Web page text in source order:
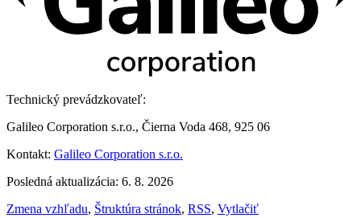
Technický prevádzkovateľ:
Galileo Corporation s.r.o., Čierna Voda 468, 925 06
Kontakt: Galileo Corporation s.r.o.
Posledná aktualizácia: 6. 8. 2026
Zmena vzhľadu, Štruktúra stránok, RSS, Vytlačiť